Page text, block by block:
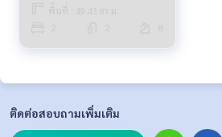
พื้นที่ : 49.43 ตร.ม.
8
ติดต่อสอบถามเพิ่มเติม